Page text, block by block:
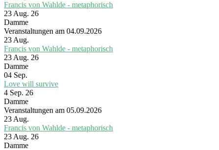
Francis von Wahlde - metaphorisch
23 Aug. 26
Damme
Veranstaltungen am 04.09.2026
23 Aug.
Francis von Wahlde - metaphorisch
23 Aug. 26
Damme
04 Sep.
Love will survive
4 Sep. 26
Damme
Veranstaltungen am 05.09.2026
23 Aug.
Francis von Wahlde - metaphorisch
23 Aug. 26
Damme